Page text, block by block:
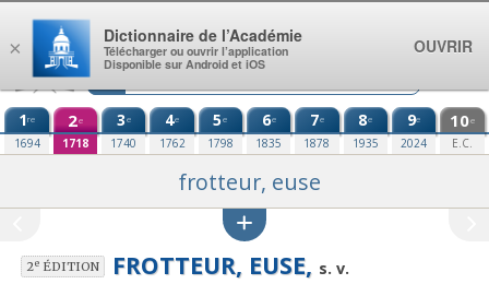
Aller au contenu
1re
1694
2e
1718
3e
1740
4e
1762
5e
1798
6e
1835
7e
1878
8e
1935
9e
2024
10e
E.C.
frotteur, euse
2eÉDITION FROTTEUR, EUSE, s. v.
×
Dictionnaire de l’Académie
Télécharger ou ouvrir l’application
Disponible sur Android et iOS
OUVRIR